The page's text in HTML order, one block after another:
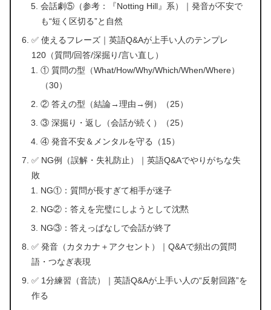
会話劇⑤（参考：『Notting Hill』系）｜発音が不安で
も“短く区切る”と自然
✅ 使えるフレーズ｜英語Q&Aが上手い人のテンプレ
120（質問/回答/深掘り/言い直し）
① 質問の型（What/How/Why/Which/When/Where）
（30）
② 答えの型（結論→理由→例）（25）
③ 深掘り・返し（会話が続く）（25）
④ 発音不安＆メンタルを守る（15）
✅ NG例（誤解・失礼防止）｜英語Q&Aでやりがちな失
敗
NG①：質問が長すぎて相手が迷子
NG②：答えを完璧にしようとして沈黙
NG③：答えっぱなしで会話が終了
✅ 発音（カタカナ＋アクセント）｜Q&Aで頻出の質問
語・つなぎ表現
✅ 1分練習（音読）｜英語Q&Aが上手い人の“反射回路”を
作る